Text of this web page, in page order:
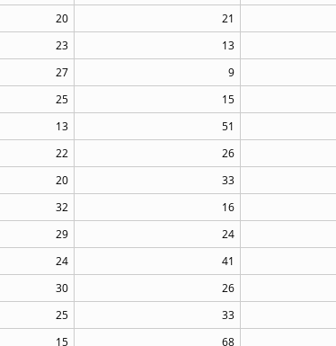
20 21
23 13
27 9
25 15
13 51
22 26
20 33
32 16
29 24
24 41
30 26
25 33
15 68